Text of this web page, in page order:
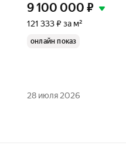
9 100 000 ₽
121 333 ₽ за м²
онлайн показ
28 июля 2026